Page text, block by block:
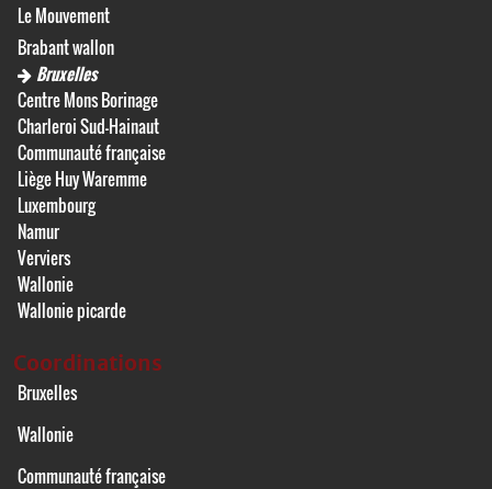
Le Mouvement
Brabant wallon
Bruxelles
Centre Mons Borinage
Charleroi Sud-Hainaut
Communauté française
Liège Huy Waremme
Luxembourg
Namur
Verviers
Wallonie
Wallonie picarde
Coordinations
Bruxelles
Wallonie
Communauté française